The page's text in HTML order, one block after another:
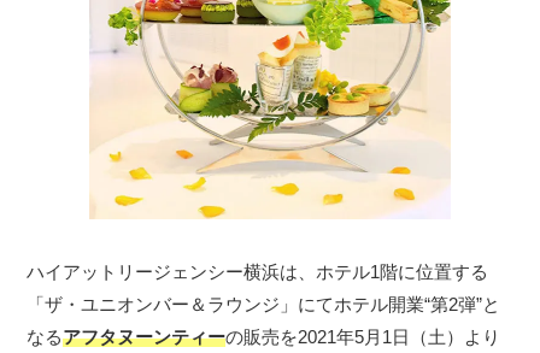
ハイアットリージェンシー横浜は、ホテル1階に位置する
「ザ・ユニオンバー＆ラウンジ」にてホテル開業“第2弾”と
なるアフタヌーンティーの販売を2021年5月1日（土）より